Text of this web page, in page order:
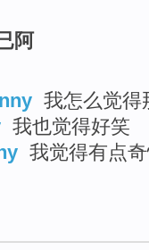
阿
我怎么觉得
我也觉得好笑
我觉得有点